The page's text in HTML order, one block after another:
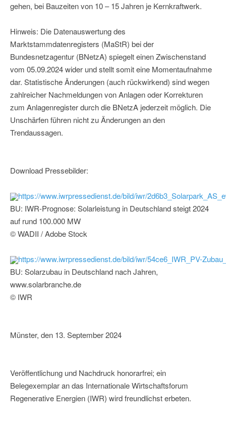
gehen, bei Bauzeiten von 10 – 15 Jahren je Kernkraftwerk.
Hinweis: Die Datenauswertung des
Marktstammdatenregisters (MaStR) bei der
Bundesnetzagentur (BNetzA) spiegelt einen Zwischenstand
vom 05.09.2024 wider und stellt somit eine Momentaufnahme
dar. Statistische Änderungen (auch rückwirkend) sind wegen
zahlreicher Nachmeldungen von Anlagen oder Korrekturen
zum Anlagenregister durch die BNetzA jederzeit möglich. Die
Unschärfen führen nicht zu Änderungen an den
Trendaussagen.
Download Pressebilder:
https://www.iwrpressedienst.de/bild/iwr/
BU: IWR-Prognose: Solarleistung in Deutschland steigt 2024
auf rund 100.000 MW
© WADII / Adobe Stock
https://www.iwrpressedienst.de/bild/iwr/54ce6_IWR_PV-
BU: Solarzubau in Deutschland nach Jahren,
www.solarbranche.de
© IWR
Münster, den 13. September 2024
Veröffentlichung und Nachdruck honorarfrei; ein
Belegexemplar an das Internationale Wirtschaftsforum
Regenerative Energien (IWR) wird freundlichst erbeten.